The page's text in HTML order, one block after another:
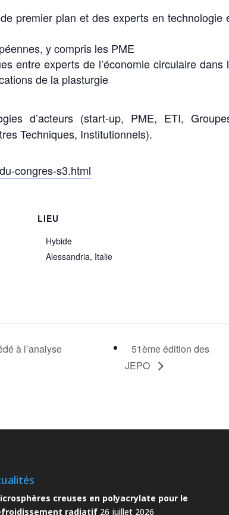
premier plan et des experts en technologie
y compris les PME
entre experts de l’économie circulaire dans
de la plasturgie
d’acteurs (start-up, PME, ETI,
Techniques, Institutionnels).
congres-s3.html
LIEU
Hybide
Alessandria, Italie
à l’analyse
51ème édition des
JEPO
creuses en polyacrylate pour le
radiatif 26 juillet 2026